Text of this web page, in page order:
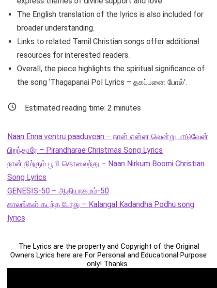
The English translation of the lyrics is also included for
broader understanding.
Links to related Tamil Christian songs offer additional
resources for interested readers.
Overall, the piece highlights the spiritual significance of
the song ‘Thagapanai Pol Lyrics – தகப்பனை போல்’.
Estimated reading time: 2 minutes
Naan Enna ventru paaduvean – நான் என்ன வென்று பாடுவேன்
பிறந்தாரே – Pirandharae Christmas Song Lyrics
நான் நிற்கும் பூமி தொலைந்து – Naan Nirkum Boomi Christian
Song Lyrics
GENESIS-50 – ஆதியாகமம்-50
காலங்கள் கடந்த போது – Kalangal Kadandha Podhu song
lyrics
The Lyrics are the property and Copyright of the Original
Owners Lyrics here are For Personal and Educational Purpose
only! Thanks .